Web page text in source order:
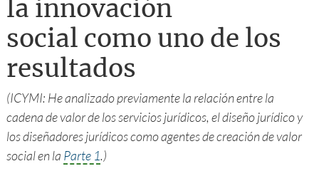
la innovación
social como uno de los
resultados
(ICYMI: He analizado previamente la relación entre la
cadena de valor de los servicios jurídicos, el diseño jurídico y
los diseñadores jurídicos como agentes de creación de valor
social en la Parte 1.)